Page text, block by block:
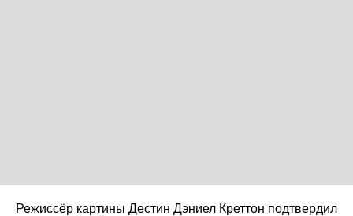
Режиссёр картины Дестин Дэниел Креттон подтвердил